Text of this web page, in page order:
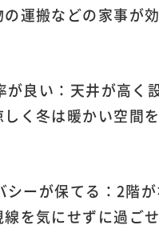
運搬などの家事が
が良い：天井が高く
く冬は暖かい空間
シーが保てる：2階
を気にせずに過ごせ